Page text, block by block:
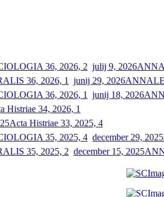
julij 9, 2026
junij 29, 2026
junij 18, 2026
Histriae 34, 2026, 1
Acta Histriae 33, 2025, 4
december 29, 2025
december 15, 2025